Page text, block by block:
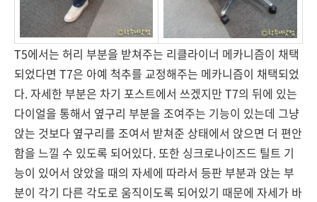
T5에서는 허리 부분을 받쳐주는 리클라이너 메카니즘이 채택
되었다면 T7은 아예 척추를 교정해주는 메카니즘이 채택되었
다. 자세한 부분은 차기 포스트에서 쓰겠지만 T7의 뒤에 있는
다이얼을 통해서 옆구리 부분을 조여주는 기능이 있는데 그냥
앉는 것보다 옆구리를 조여서 받쳐준 상태에서 앉으면 더 편안
함을 느낄 수 있도록 되어있다. 또한 싱크로나이즈드 틸트 기
능이 있어서 앉았을 때의 자세에 따라서 등판 부분과 앉는 부
분이 각기 다른 각도로 움직이도록 되어있기 때문에 자세가 바